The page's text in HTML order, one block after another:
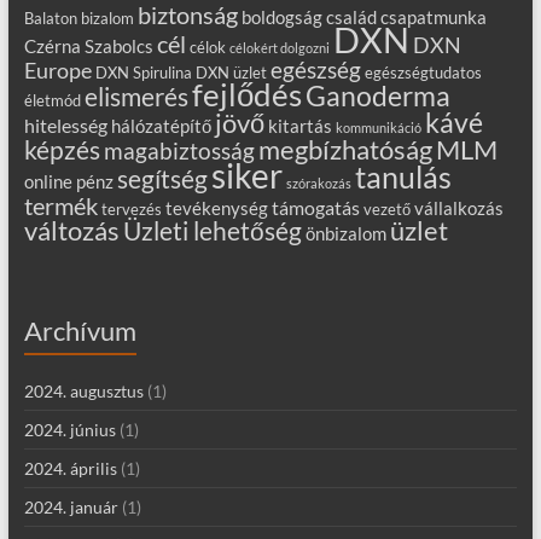
Balaton bizalom biztonság boldogságcsaládcsapatmunka
Czérna Szabolcs cél célok célokért dolgozni DXNDXN
Europe DXN Spirulina DXN üzlet egészség egészségtudatos
életmód elismerésfejlődésGanoderma
hitelesség hálózatépítő jövő kitartás kommunikáció kávé
képzésmagabiztosságmegbízhatóság MLM
online pénz segítségsiker szórakozás tanulás
termék tervezés tevékenységtámogatás vezető vállalkozás
változás Üzleti lehetőségönbizalom üzlet
Archívum
2024. augusztus(1)
2024. június(1)
2024. április(1)
2024. január(1)